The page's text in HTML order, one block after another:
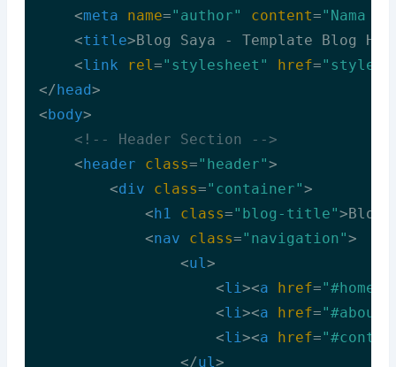
<meta name="author" content="Nama
<title>Blog Saya - Template Blog
<link rel="stylesheet" href=
</head>
<body>
<!-- Header Section -->
<header class="header">
<div class="container">
<h1 class="blog-title">Blog
<nav class="navigation">
<ul>
<li><a href="#home"
<li><a href="#about"
<li><a href=
</ul>